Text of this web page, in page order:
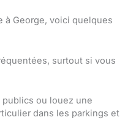
à George, voici quelques
surtout si vous
ou louez une
dans les parkings et